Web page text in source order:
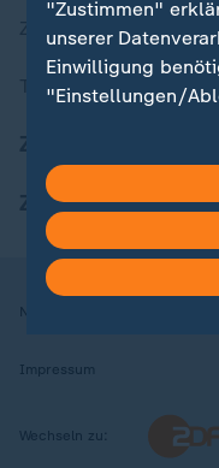
ZDFheute Stories
Themen im Überblick
ZDFheute Apps
Nutzungsbedingungen
Impressum
Wechseln zu:
"Zustimmen"
unserer
Einwilligung
"Einstellungen/
kannst du
in deinen
Hier findest du das
Weitere